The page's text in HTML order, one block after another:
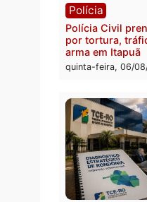
Polícia
Homem é
quinta-feira,